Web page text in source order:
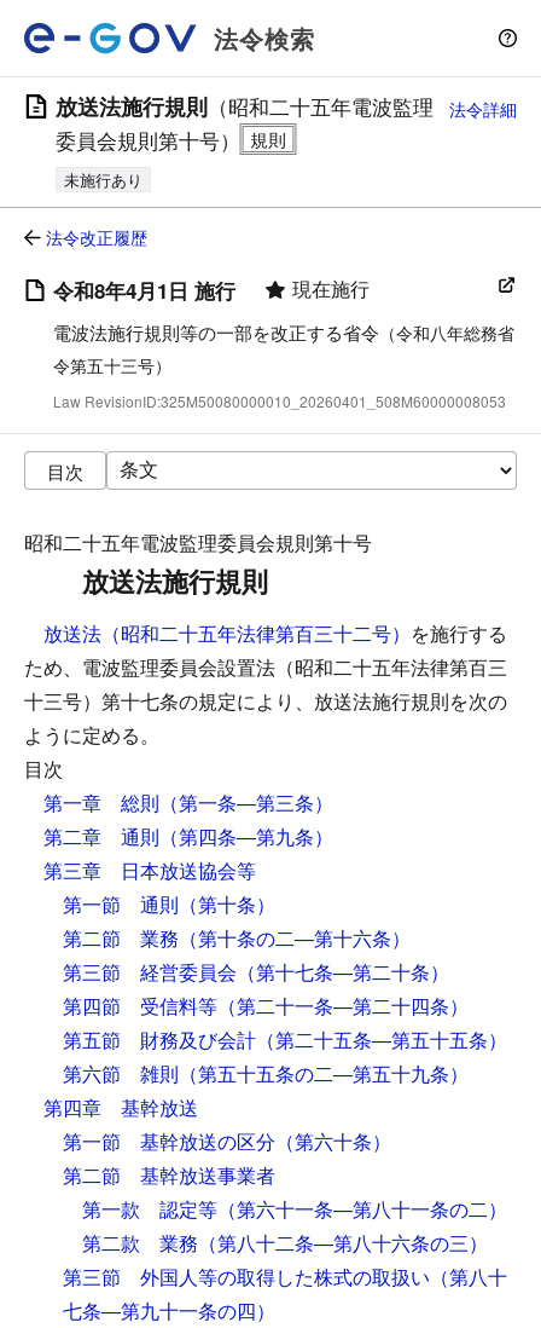
法令検索
放送法施行規則 （昭和二十五年電波監理
委員会規則第十号）
未施行あり
法令詳細
法令改正履歴
令和8年4月1日 施行 現在施行
電波法施行規則等の一部を改正する省令 （令和八年総務省
令第五十三号）
Law RevisionID:325M50080000010_20260401_508M60000008053
目次
昭和二十五年電波監理委員会規則第十号
放送法施行規則
放送法（昭和二十五年法律第百三十二号） を施行する
ため、電波監理委員会設置法（昭和二十五年法律第百三
十三号）第十七条の規定により、放送法施行規則を次の
ように定める。
目次
第一章 総則 （第一条―第三条）
第二章 通則 （第四条―第九条）
第三章 日本放送協会等
第一節 通則 （第十条）
第二節 業務 （第十条の二―第十六条）
第三節 経営委員会 （第十七条―第二十条）
第四節 受信料等 （第二十一条―第二十四条）
第五節 財務及び会計 （第二十五条―第五十五条）
第六節 雑則 （第五十五条の二―第五十九条）
第四章 基幹放送
第一節 基幹放送の区分 （第六十条）
第二節 基幹放送事業者
第一款 認定等 （第六十一条―第八十一条の二）
第二款 業務 （第八十二条―第八十六条の三）
第三節 外国人等の取得した株式の取扱い （第八十
七条―第九十一条の四）